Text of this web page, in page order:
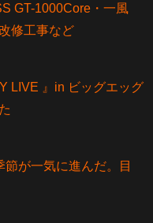
GT-1000Core・一風
修工事など
LIVE 』in ビッグエッグ
が一気に進んだ。目